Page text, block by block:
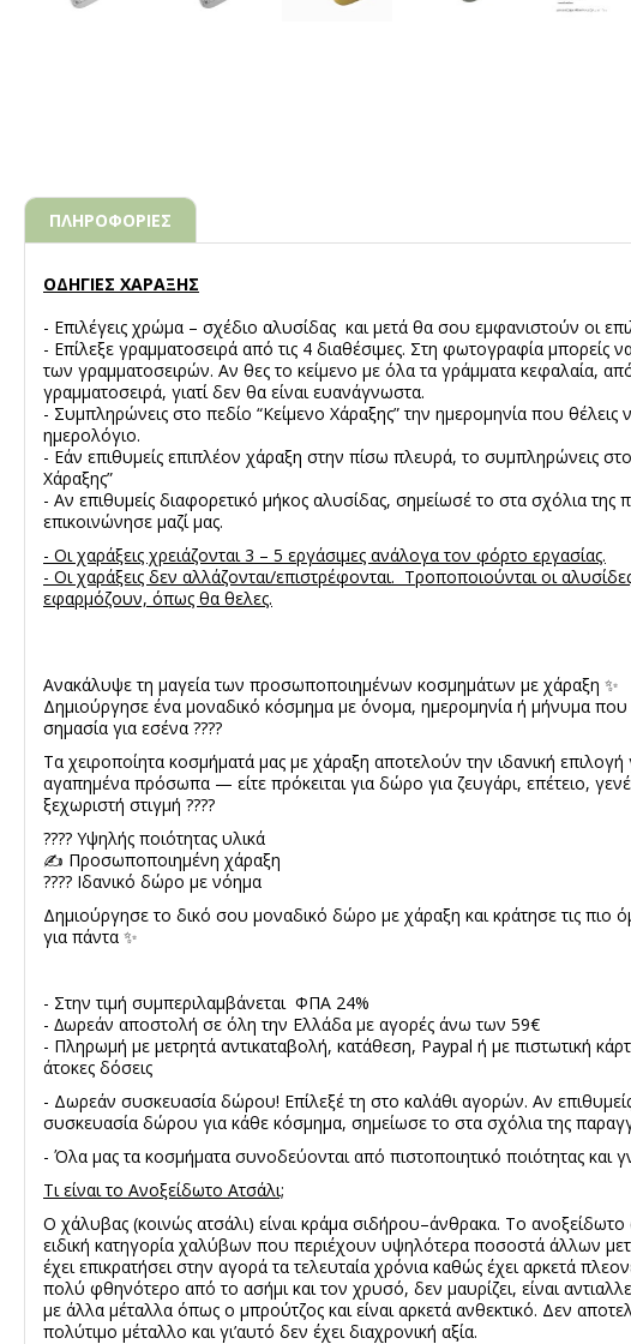
ΠΛΗΡΟΦΟΡΙΕΣ
ΟΔΗΓΙΕΣ ΧΑΡΑΞΗΣ
- Επιλέγεις χρώμα – σχέδιο αλυσίδας και μετά θα σου εμφανιστούν οι
- Επίλεξε γραμματοσειρά από τις 4 διαθέσιμες. Στη φωτογραφία μπορείς
των γραμματοσειρών. Αν θες το κείμενο με όλα τα γράμματα κεφαλαία,
γραμματοσειρά, γιατί δεν θα είναι ευανάγνωστα.
- Συμπληρώνεις στο πεδίο “Κείμενο Χάραξης” την ημερομηνία που θέλεις
ημερολόγιο.
- Εάν επιθυμείς επιπλέον χάραξη στην πίσω πλευρά, το συμπληρώνεις
Χάραξης”
- Αν επιθυμείς διαφορετικό μήκος αλυσίδας, σημείωσέ το στα σχόλια της
επικοινώνησε μαζί μας.
- Οι χαράξεις χρειάζονται 3 – 5 εργάσιμες ανάλογα τον φόρτο εργασίας.
- Οι χαράξεις δεν αλλάζονται/επιστρέφονται. Τροποποιούνται οι
εφαρμόζουν, όπως θα θελες.
Ανακάλυψε τη μαγεία των προσωποποιημένων κοσμημάτων με χάραξη ✨
Δημιούργησε ένα μοναδικό κόσμημα με όνομα, ημερομηνία ή μήνυμα που
σημασία για εσένα ????
Τα χειροποίητα κοσμήματά μας με χάραξη αποτελούν την ιδανική
αγαπημένα πρόσωπα — είτε πρόκειται για δώρο για ζευγάρι, επέτειο,
ξεχωριστή στιγμή ????
???? Υψηλής ποιότητας υλικά
✍️ Προσωποποιημένη χάραξη
???? Ιδανικό δώρο με νόημα
Δημιούργησε το δικό σου μοναδικό δώρο με χάραξη και κράτησε τις πιο
για πάντα ✨
- Στην τιμή συμπεριλαμβάνεται ΦΠΑ 24%
- ∆ωρεάν αποστολή σε όλη την Ελλάδα με αγορές άνω των 59€
- Πληρωμή με μετρητά αντικαταβολή, κατάθεση, Paypal ή με πιστωτική
άτοκες δόσεις
- Δωρεάν συσκευασία δώρου! Επίλεξέ τη στο καλάθι αγορών. Αν
συσκευασία δώρου για κάθε κόσμημα, σημείωσε το στα σχόλια της
- Όλα μας τα κοσμήματα συνοδεύονται από πιστοποιητικό ποιότητας και
Τι είναι το Ανοξείδωτο Ατσάλι;
Ο χάλυβας (κοινώς ατσάλι) είναι κράμα σιδήρου–άνθρακα. Το ανοξείδωτο
ειδική κατηγορία χαλύβων που περιέχουν υψηλότερα ποσοστά άλλων
έχει επικρατήσει στην αγορά τα τελευταία χρόνια καθώς έχει αρκετά
πολύ φθηνότερο από το ασήμι και τον χρυσό, δεν μαυρίζει, είναι
με άλλα μέταλλα όπως ο μπρούτζος και είναι αρκετά ανθεκτικό. Δεν
πολύτιμο μέταλλο και γι’αυτό δεν έχει διαχρονική αξία.